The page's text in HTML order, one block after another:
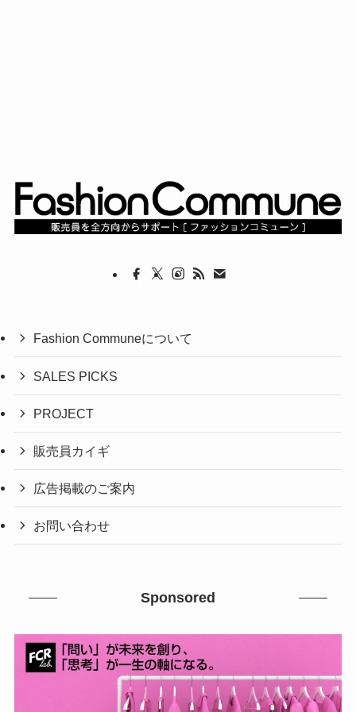
Fashion Communeについて
SALES PICKS
PROJECT
販売員カイギ
広告掲載のご案内
お問い合わせ
Sponsored